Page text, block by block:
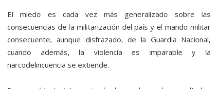
El miedo es cada vez más generalizado sobre las
consecuencias de la militarización del país y el mando militar
consecuente, aunque disfrazado, de la Guardia Nacional,
cuando además, la violencia es imparable y la
narcodelincuencia se extiende.